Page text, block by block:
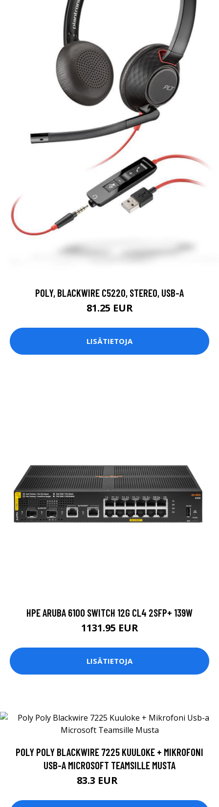
POLY, BLACKWIRE C5220, STEREO, USB-A
81.25 EUR
LISÄTIETOJA
HPE ARUBA 6100 SWITCH 12G CL4 2SFP+ 139W
1131.95 EUR
LISÄTIETOJA
POLY POLY BLACKWIRE 7225 KUULOKE + MIKROFONI
USB-A MICROSOFT TEAMSILLE MUSTA
83.3 EUR